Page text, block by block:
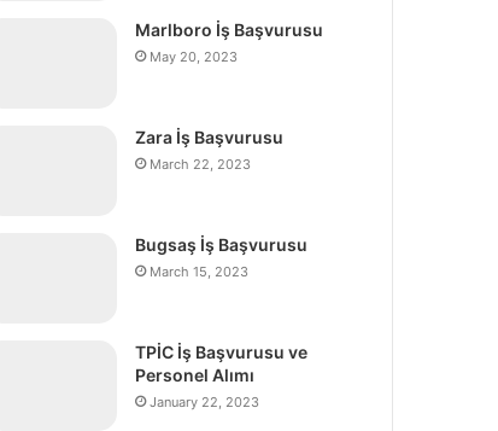
Marlboro İş Başvurusu
May 20, 2023
Zara İş Başvurusu
March 22, 2023
Bugsaş İş Başvurusu
March 15, 2023
TPİC İş Başvurusu ve
Personel Alımı
January 22, 2023